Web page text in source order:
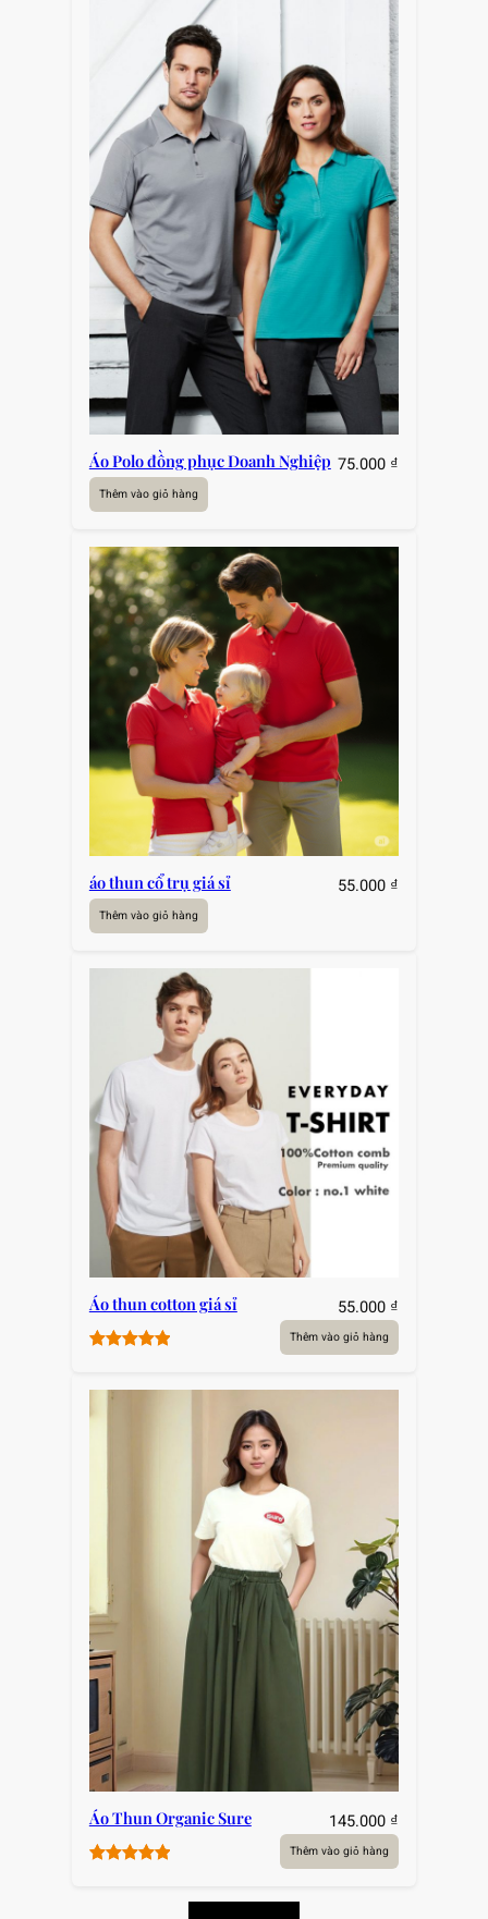
Áo Polo đồng phục Doanh Nghiệp 75.000 ₫
Thêm vào giỏ hàng
áo thun cổ trụ giá sỉ 55.000 ₫
Thêm vào giỏ hàng
Áo thun cotton giá sỉ 55.000 ₫
Thêm vào giỏ hàng
Áo Thun Organic Sure 145.000 ₫
Thêm vào giỏ hàng